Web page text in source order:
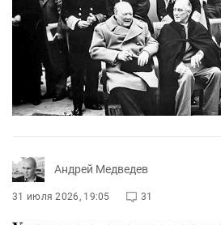
Андрей Медведев
31 июля 2026, 19:05 31